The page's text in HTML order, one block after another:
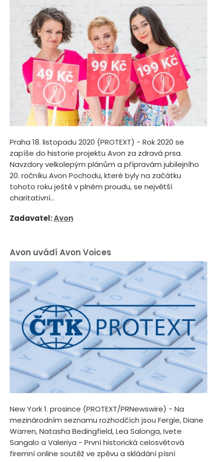
Praha 18. listopadu 2020 (PROTEXT) - Rok 2020 se
zapíše do historie projektu Avon za zdravá prsa.
Navzdory velkolepým plánům a přípravám jubilejního
20. ročníku Avon Pochodu, které byly na začátku
tohoto roku ještě v plném proudu, se největší
charitativní...
Zadavatel:Avon
Avon uvádí Avon Voices
New York 1. prosince (PROTEXT/PRNewswire) - Na
mezinárodním seznamu rozhodčích jsou Fergie, Diane
Warren, Natasha Bedingfield, Lea Salonga, Ivete
Sangalo a Valeriya - První historická celosvětová
firemní online soutěž ve zpěvu a skládání písní